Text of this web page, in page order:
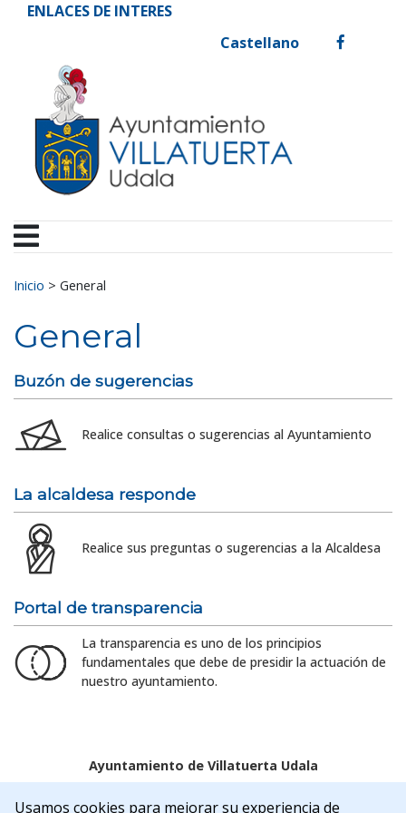
Ir al contenido
Ayuntamiento de
ENLACES DE INTERES
Castellano
facebook
Buscar:
Inicio > General
General
Buzón de sugerencias
Realice consultas o sugerencias al Ayuntamiento
La alcaldesa responde
Realice sus preguntas o sugerencias a la Alcaldesa
Portal de transparencia
La transparencia es uno de los principios
fundamentales que debe de presidir la actuación de
nuestro ayuntamiento.
Ayuntamiento de Villatuerta Udala
Usamos cookies para mejorar su experiencia de